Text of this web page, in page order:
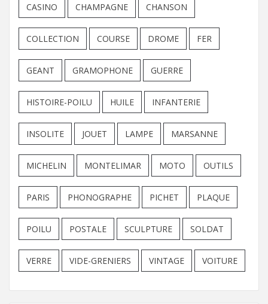
CASINO CHAMPAGNE CHANSON
COLLECTION COURSE DROME FER
GEANT GRAMOPHONE GUERRE
HISTOIRE-POILU HUILE INFANTERIE
INSOLITE JOUET LAMPE MARSANNE
MICHELIN MONTELIMAR MOTO OUTILS
PARIS PHONOGRAPHE PICHET PLAQUE
POILU POSTALE SCULPTURE SOLDAT
VERRE VIDE-GRENIERS VINTAGE VOITURE